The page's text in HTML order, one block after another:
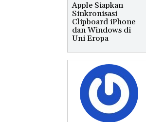
Apple Siapkan
Sinkronisasi
Clipboard iPhone
dan Windows di
Uni Eropa